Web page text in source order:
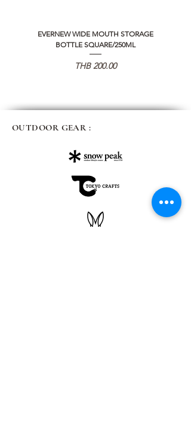
EVERNEW WIDE MOUTH STORAGE
BOTTLE SQUARE/250ML
価格
THB 200.00
OUTDOOR GEAR :